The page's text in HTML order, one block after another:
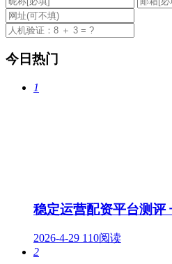
今日热门
1
稳定运营配资平台测评
2026-4-29 110阅读
2